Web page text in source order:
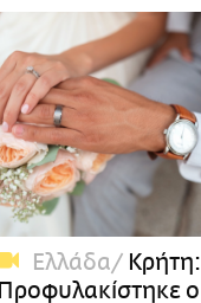
Ελλάδα
Κρήτη:
Προφυλακίστηκε ο